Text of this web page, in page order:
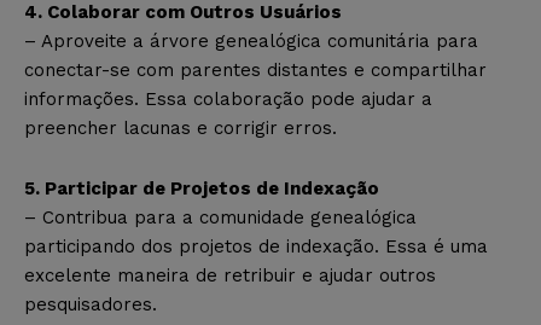
4. Colaborar com Outros Usuários
– Aproveite a árvore genealógica comunitária para
conectar-se com parentes distantes e compartilhar
informações. Essa colaboração pode ajudar a
preencher lacunas e corrigir erros.
5. Participar de Projetos de Indexação
– Contribua para a comunidade genealógica
participando dos projetos de indexação. Essa é uma
excelente maneira de retribuir e ajudar outros
pesquisadores.